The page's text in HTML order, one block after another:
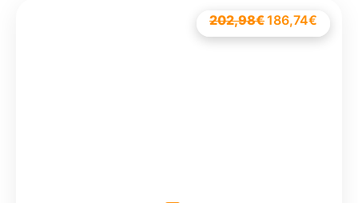
134,58€
202,98€Le
prix
186,74€
prix
186,18€
132,18€